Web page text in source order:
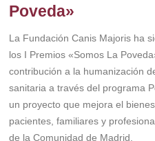
Poveda»
La Fundación Canis Majoris ha
los I Premios «Somos La
contribución a la humanización
sanitaria a través del programa
un proyecto que mejora el
pacientes, familiares y
de la Comunidad de Madrid.